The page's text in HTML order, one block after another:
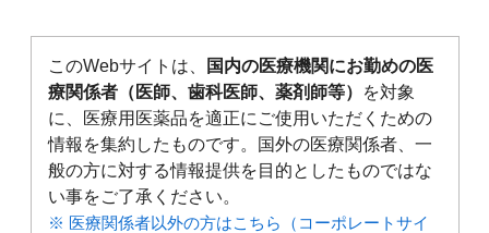
このWebサイトは、
国内の医療機関にお勤めの医
療関係者（医師、歯科医師、薬剤師等）
を対象
に、医療用医薬品を適正にご使用いただくための
情報を集約したものです。国外の医療関係者、一
般の方に対する情報提供を目的としたものではな
い事をご了承ください。
※ 医療関係者以外の方はこちら（コーポレートサイ